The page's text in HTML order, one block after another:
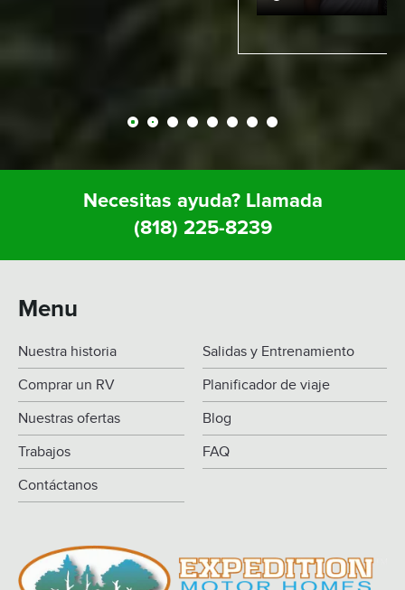
Necesitas ayuda? Llamada
(818) 225-8239
Menu
Nuestra historia Salidas y Entrenamiento
Comprar un RV Planificador de viaje
Nuestras ofertas Blog
Trabajos FAQ
Contáctanos